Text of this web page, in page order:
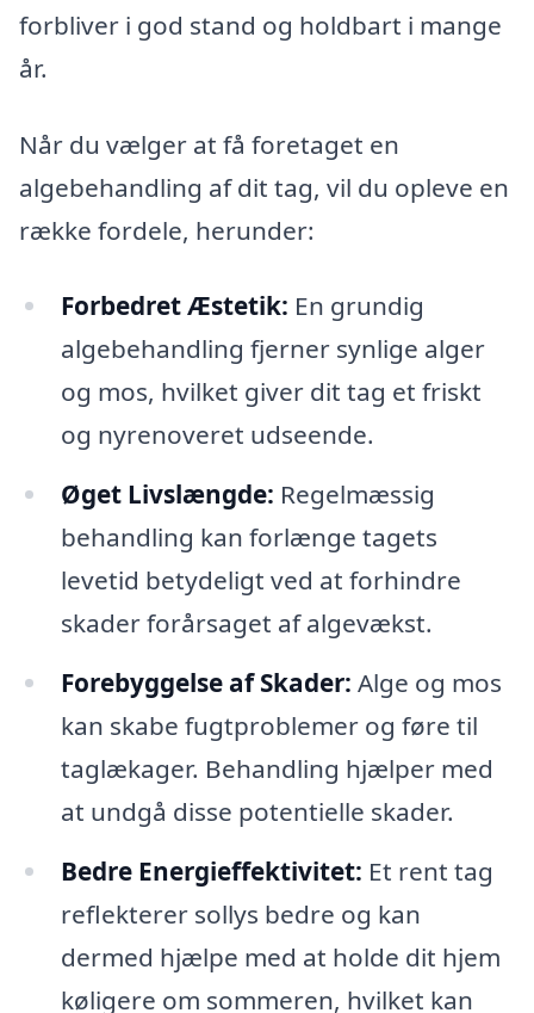
forbliver i god stand og holdbart i mange
år.
Når du vælger at få foretaget en
algebehandling af dit tag, vil du opleve en
række fordele, herunder:
Forbedret Æstetik: En grundig
algebehandling fjerner synlige alger
og mos, hvilket giver dit tag et friskt
og nyrenoveret udseende.
Øget Livslængde: Regelmæssig
behandling kan forlænge tagets
levetid betydeligt ved at forhindre
skader forårsaget af algevækst.
Forebyggelse af Skader: Alge og mos
kan skabe fugtproblemer og føre til
taglækager. Behandling hjælper med
at undgå disse potentielle skader.
Bedre Energieffektivitet: Et rent tag
reflekterer sollys bedre og kan
dermed hjælpe med at holde dit hjem
køligere om sommeren, hvilket kan